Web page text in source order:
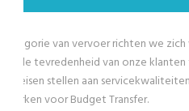
We hebben ook goedkope
categorie voor groepen groter
passagiers exclusief de
merken voor Budget Transfer.